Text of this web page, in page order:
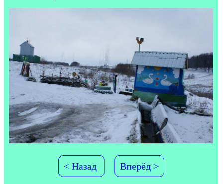
< Назад Вперёд >